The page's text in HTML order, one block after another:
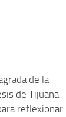
de la
de Tijuana
reflexionar